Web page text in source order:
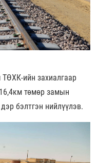
ийн захиалгаар
төмөр замын
бэлтгэн нийлүүлэв.